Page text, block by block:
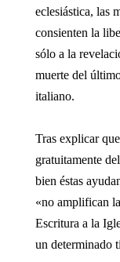
eclesiástica, las
consienten la
sólo a la
muerte del
italiano.
Tras explicar
gratuitamente
bien éstas
«no amplifican
Escritura a la
un determinado